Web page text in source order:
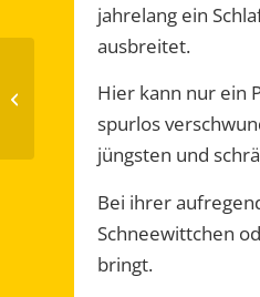
jahrelang ein
ausbreitet.
Hier kann nur ein
spurlos
jüngsten und
Bei ihrer
Schneewittchen
bringt.
Neuer Schulwein steht